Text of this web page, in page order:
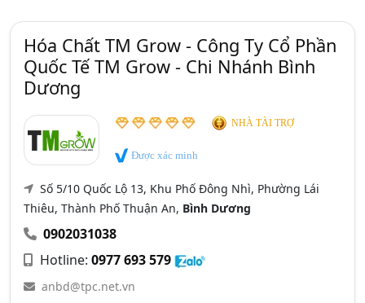
Hóa Chất TM Grow - Công Ty Cổ Phần
Quốc Tế TM Grow - Chi Nhánh Bình
Dương
NHÀ TÀI TRỢ
Được xác minh
Số 5/10 Quốc Lộ 13, Khu Phố Đông Nhì, Phường Lái
Thiêu, Thành Phố Thuận An, Bình Dương
0902031038
Hotline: 0977 693 579
anbd@tpc.net.vn